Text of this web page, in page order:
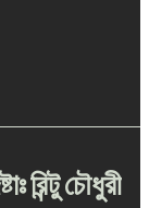
রিন্টুচৌধুরী